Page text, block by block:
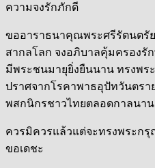
ความจงรักภักดี
ขออาราธนาคุณพระศรีรัตนตรั
สากลโลก จงอภิบาลคุ้มครองรั
มีพระชนมายุยิ่งยืนนาน ทรงพร
ปราศจากโรคาพาธอุปัทวันตรา
พสกนิกรชาวไทยตลอดกาลนาน
ควรมิควรแล้วแต่จะทรงพระก
ขอเดชะ